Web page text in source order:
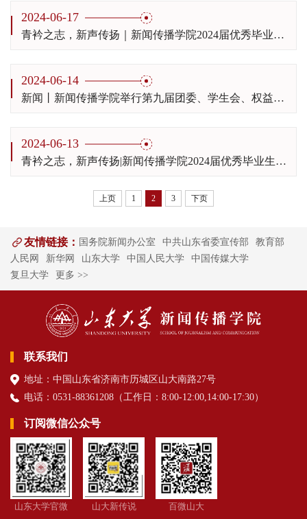
2024-06-17
青衿之志，新声传扬｜新闻传播学院2024届优秀毕业生王茹雪： 长风破浪会有时
2024-06-14
新闻丨新闻传播学院举行第九届团委、学生会、权益委员会、创新创业中心、学生科学技术协会及青年志愿者协会换届大会
2024-06-13
青衿之志，新声传扬|新闻传播学院2024届优秀毕业生王瑶：喜欢的风景要自己去看
上页 1 2 3 下页
友情链接： 国务院新闻办公室 中共山东省委宣传部
教育部
人民网
新华网 山东大学 中国人民大学
中国传媒大学
复旦大学
更多 >>
联系我们
地址：中国山东省济南市历城区山大南路27号
电话：0531-88361208（工作日 ：8:00-12:00,14:00-17:30）
订阅微信公众号
山东大学官微 山大新传说 百微山大